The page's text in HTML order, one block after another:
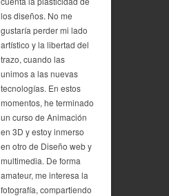
los diseños. No me
gustaría perder mi lado
artístico y la libertad del
trazo, cuando las
unimos a las nuevas
tecnologías. En estos
momentos, he terminado
un curso de Animación
en 3D y estoy inmerso
en otro de Diseño web y
multimedia. De forma
amateur, me interesa la
fotografía, compartiendo